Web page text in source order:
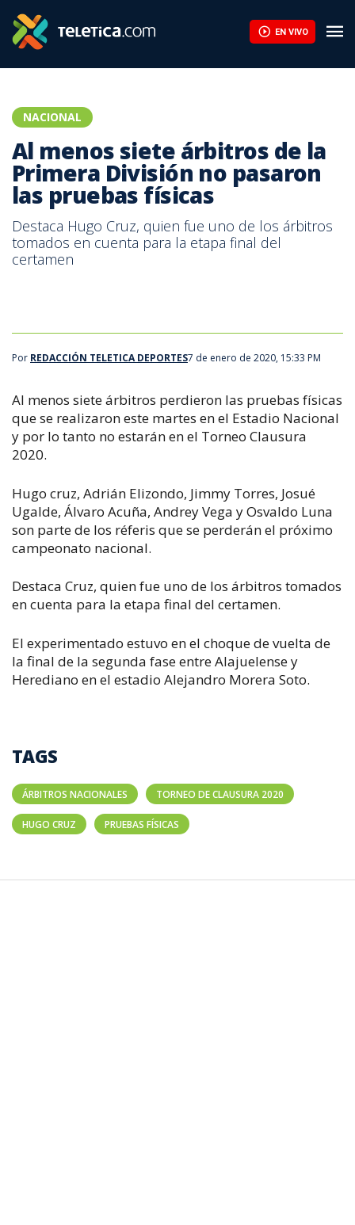
EN VIVO
NACIONAL
Al menos siete árbitros de la
Primera División no pasaron
las pruebas físicas
Destaca Hugo Cruz, quien fue uno de los árbitros
tomados en cuenta para la etapa final del
certamen
Por REDACCIÓN TELETICA DEPORTES7 de enero de 2020, 15:33 PM
Al menos siete árbitros perdieron las pruebas físicas
que se realizaron este martes en el Estadio Nacional
y por lo tanto no estarán en el Torneo Clausura
2020.
Hugo cruz, Adrián Elizondo, Jimmy Torres, Josué
Ugalde, Álvaro Acuña, Andrey Vega y Osvaldo Luna
son parte de los réferis que se perderán el próximo
campeonato nacional.
Destaca Cruz, quien fue uno de los árbitros tomados
en cuenta para la etapa final del certamen.
El experimentado estuvo en el choque de vuelta de
la final de la segunda fase entre Alajuelense y
Herediano en el estadio Alejandro Morera Soto.
TAGS
ÁRBITROS NACIONALES TORNEO DE CLAUSURA 2020
HUGO CRUZ PRUEBAS FÍSICAS